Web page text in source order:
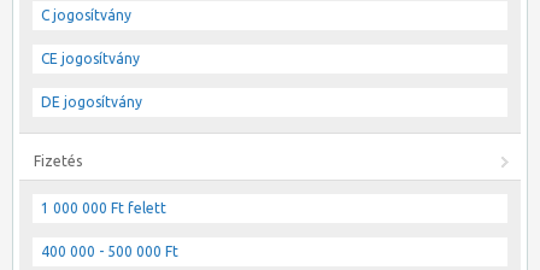
C jogosítvány
CE jogosítvány
DE jogosítvány
Fizetés
1 000 000 Ft felett
400 000 - 500 000 Ft